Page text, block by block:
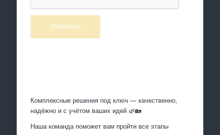
Комплексные решения под ключ — качественно,
надёжно и с учётом ваших идей 🌿🏡
Наша команда поможет вам пройти все этапы